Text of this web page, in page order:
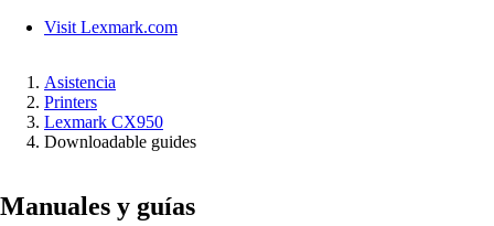
Visit Lexmark.com
Asistencia
Printers
Lexmark CX950
Downloadable guides
Manuales y guías